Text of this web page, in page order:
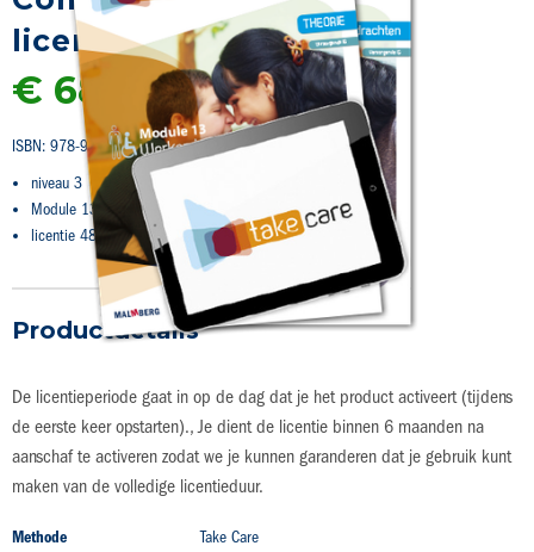
licentie)
€ 68,75
ISBN: 978-94-020-8064-3
niveau 3
Module 13: Werken in de GHZ
licentie 48 maanden
naar
het
van
de
afbeeldingen-
gallerij
Productdetails
De licentieperiode gaat in op de dag dat je het product activeert (tijdens
de eerste keer opstarten)., Je dient de licentie binnen 6 maanden na
aanschaf te activeren zodat we je kunnen garanderen dat je gebruik kunt
maken van de volledige licentieduur.
Methode Take Care